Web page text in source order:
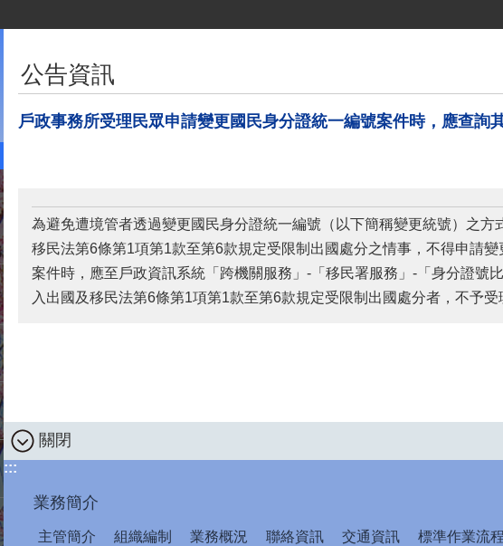
公告資訊
戶政事務所受理民眾申請變更國民身分證統一編號案件時，應查詢
為避免遭境管者透過變更國民身分證統一編號（以下簡稱變更統號）之方
移民法第6條第1項第1款至第6款規定受限制出國處分之情事，不得申請
案件時，應至戶政資訊系統「跨機關服務」-「移民署服務」-「身分證號
入出國及移民法第6條第1項第1款至第6款規定受限制出國處分者，不予受
關閉
:::
業務簡介
主管簡介 組織編制 業務概況 聯絡資訊 交通資訊 標準作業流程